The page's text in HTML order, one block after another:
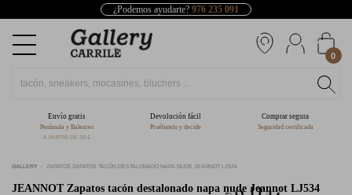
¿Podemos ayudarte? 976 235 091
0
Envío gratis
Península y Baleares
A PARTIR DE 39 €
Devolución fácil
Pruébatelo y decide
Comprar segura
Seguridad certificada
GALLERY ZAPATOS ZAPATOS TACÓN DESTALONADO NAPA NUDE JEANNOT LJ534
JEANNOT Zapatos tacón destalonado napa nude Jeannot LJ534